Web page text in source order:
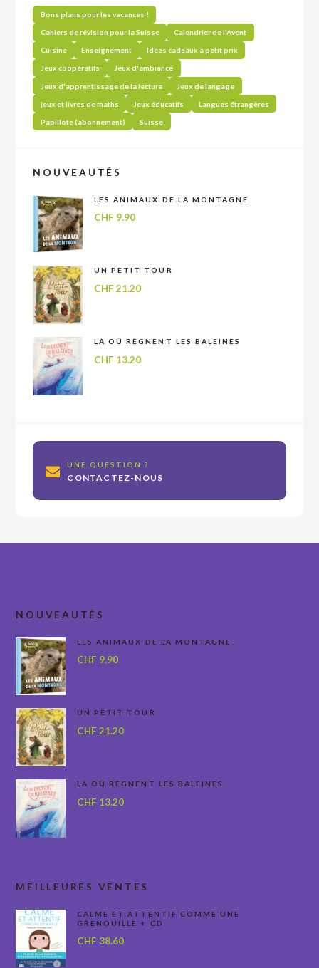
Bons plans pour les vacances !
Cahiers de révision pour la Suisse Calendrier de l'Avent
Cuisine Enseignement Idées cadeaux à petit prix
Jeux coopératifs Jeux d'ambiance
Jeux d'apprentissage de la lecture Jeux de langage
jeux et livres de maths Jeux éducatifs Langues étrangères
Papillote (abonnement) Suisse
NOUVEAUTÉS
LES ANIMAUX DE LA MONTAGNE
CHF9.90
UN PETIT TOUR
CHF21.20
LÀ OÙ RÈGNENT LES BALEINES
CHF13.20
UNE QUESTION ?
CONTACTEZ-NOUS
NOUVEAUTÉS
LES ANIMAUX DE LA MONTAGNE
CHF 9.90
UN PETIT TOUR
CHF 21.20
LÀ OÙ RÈGNENT LES BALEINES
CHF 13.20
MEILLEURES VENTES
CALME ET ATTENTIF COMME UNE
GRENOUILLE + CD
CHF 38.60